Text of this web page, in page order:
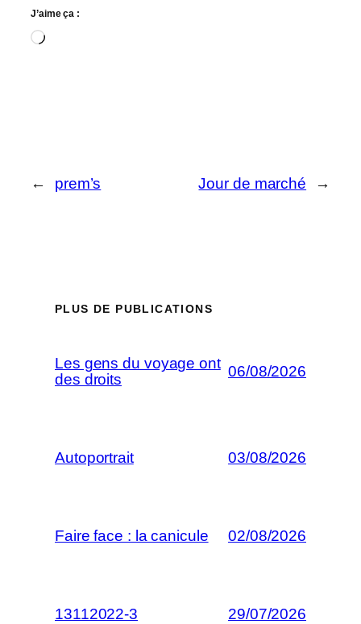
J’aime ça :
Chargement…
← prem’s Jour de marché →
PLUS DE PUBLICATIONS
Les gens du voyage ont
des droits
06/08/2026
Autoportrait 03/08/2026
Faire face : la canicule 02/08/2026
13112022-3 29/07/2026